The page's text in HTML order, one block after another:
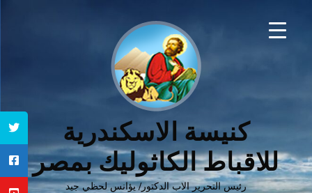
كنيسة الاسكندرية
للاقباط الكاثوليك بمصر
رئيس التحرير الاب الدكتور/ يؤانس لحظي جيد